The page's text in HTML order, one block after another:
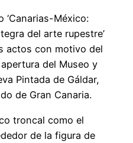
‘Canarias-México:
del arte rupestre’
actos con motivo del
del Museo y
Pintada de Gáldar,
de Gran Canaria.
troncal como el
de la figura de